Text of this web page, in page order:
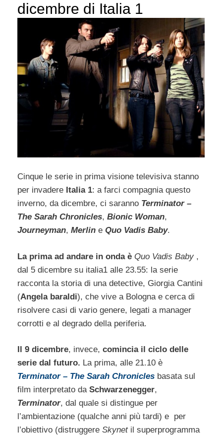
dicembre di Italia 1
Cinque le serie in prima visione televisiva stanno
per invadere Italia 1: a farci compagnia questo
inverno, da dicembre, ci saranno Terminator –
The Sarah Chronicles, Bionic Woman,
Journeyman, Merlin e Quo Vadis Baby.
La prima ad andare in onda è Quo Vadis Baby ,
dal 5 dicembre su italia1 alle 23.55: la serie
racconta la storia di una detective, Giorgia Cantini
(Angela baraldi), che vive a Bologna e cerca di
risolvere casi di vario genere, legati a manager
corrotti e al degrado della periferia.
Il 9 dicembre, invece, comincia il ciclo delle
serie dal futuro. La prima, alle 21.10 è
Terminator – The Sarah Chronicles basata sul
film interpretato da Schwarzenegger,
Terminator, dal quale si distingue per
l’ambientazione (qualche anni più tardi) e per
l’obiettivo (distruggere Skynet il superprogramma